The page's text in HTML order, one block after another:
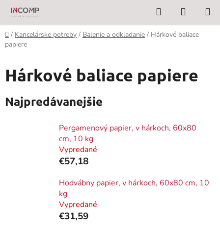
Prejsť
obsah
Hľadať
KOŠÍK
Domov
/ Kancelárske potreby / Balenie a odkladanie / Hárkové baliace
papiere
Hárkové baliace papiere
Najpredávanejšie
Pergamenový papier, v hárkoch, 60x80
cm, 10 kg
Vypredané
€57,18
Hodvábny papier, v hárkoch, 60x80 cm, 10
kg
Vypredané
€31,59